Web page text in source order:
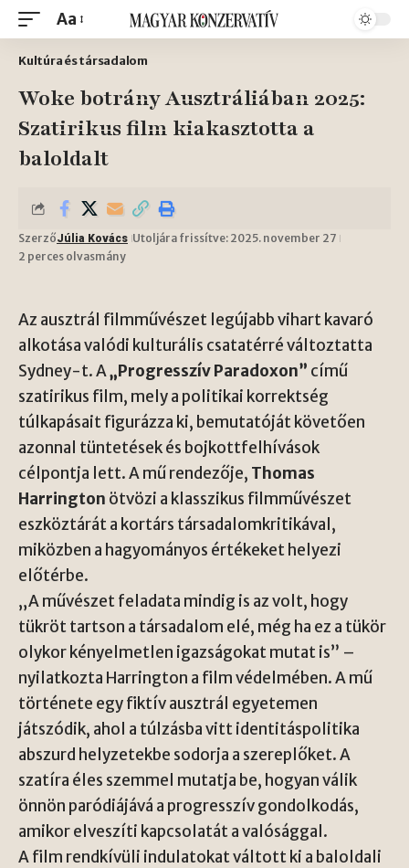
Aa
Kultúra és társadalom
Woke botrány Ausztráliában 2025:
Szatirikus film kiakasztotta a
baloldalt
SzerzőJúlia Kovács Utoljára frissítve: 2025. november 27
2 perces olvasmány
Az ausztrál filmművészet legújabb vihart kavaró
alkotása valódi kulturális csatatérré változtatta
Sydney-t. A„Progresszív Paradoxon” című
szatirikus film, mely a politikai korrektség
túlkapásait figurázza ki, bemutatóját követően
azonnal tüntetések és bojkottfelhívások
célpontja lett. A mű rendezője, Thomas
Harrington ötvözi a klasszikus filmművészet
eszköztárát a kortárs társadalomkritikával,
miközben a hagyományos értékeket helyezi
előtérbe.
„A művészet feladata mindig is az volt, hogy
tükröt tartson a társadalom elé, még ha ez a tükör
olykor kényelmetlen igazságokat mutat is” –
nyilatkozta Harrington a film védelmében. A mű
története egy fiktív ausztrál egyetemen
játszódik, ahol a túlzásba vitt identitáspolitika
abszurd helyzetekbe sodorja a szereplőket. A
szatíra éles szemmel mutatja be, hogyan válik
önnön paródiájává a progresszív gondolkodás,
amikor elveszíti kapcsolatát a valósággal.
A film rendkívüli indulatokat váltott ki a baloldali